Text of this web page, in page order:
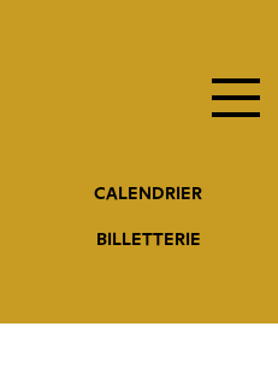
CALENDRIER
BILLETTERIE